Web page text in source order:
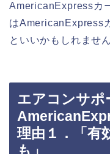
AmericanExpressカ
はAmericanExpress
といいかもしれませ
エアコンサポ
理由１．「有
も」